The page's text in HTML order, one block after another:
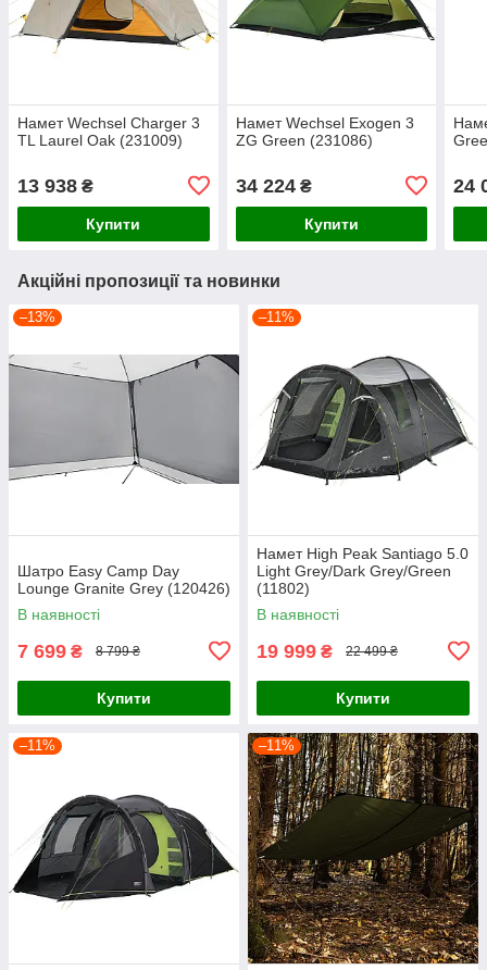
Намет Wechsel Charger 3
TL Laurel Oak (231009)
13 938 ₴
Купити
Намет Wechsel Exogen 3
ZG Green (231086)
34 224₴
Купити
24
Акційні пропозиції та новинки
–13%
Шатро Easy Camp Day
Lounge Granite Grey (120426)
В наявності
7 699 ₴ 8 799 ₴
Купити
–11%
Намет High Peak Santiago 5.0
Light Grey/Dark Grey/Green
(11802)
В наявності
19 999 ₴ 22 499 ₴
Купити
–11% –11%